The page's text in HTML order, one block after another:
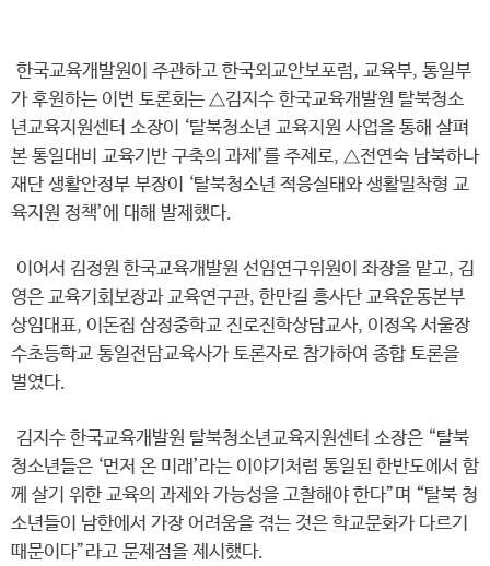
한국교육개발원이 주관하고 한국외교안보포럼, 교육부, 통일부
가 후원하는 이번 토론회는 △김지수 한국교육개발원 탈북청소
년교육지원센터 소장이 ‘탈북청소년 교육지원 사업을 통해 살펴
본 통일대비 교육기반 구축의 과제’를 주제로, △전연숙 남북하나
재단 생활안정부 부장이 ‘탈북청소년 적응실태와 생활밀착형 교
육지원 정책’에 대해 발제했다.
이어서 김정원 한국교육개발원 선임연구위원이 좌장을 맡고, 김
영은 교육기회보장과 교육연구관, 한만길 흥사단 교육운동본부
상임대표, 이돈집 삼정중학교 진로진학상담교사, 이정옥 서울장
수초등학교 통일전담교육사가 토론자로 참가하여 종합 토론을
벌였다.
김지수 한국교육개발원 탈북청소년교육지원센터 소장은 “탈북
청소년들은 ‘먼저 온 미래’라는 이야기처럼 통일된 한반도에서 함
께 살기 위한 교육의 과제와 가능성을 고찰해야 한다”며 “탈북 청
소년들이 남한에서 가장 어려움을 겪는 것은 학교문화가 다르기
때문이다”라고 문제점을 제시했다.